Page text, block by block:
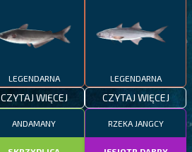
LEGENDARNA
CZYTAJ WIĘCEJ
LEGENDARNA
CZYTAJ WIĘCEJ
ANDAMANY RZEKA JANGCY